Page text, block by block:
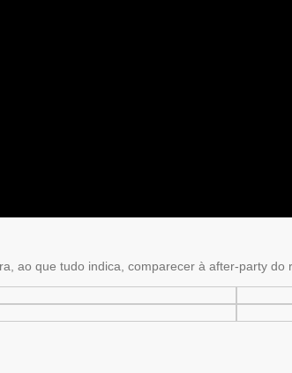
ao que tudo indica, comparecer à after-party do